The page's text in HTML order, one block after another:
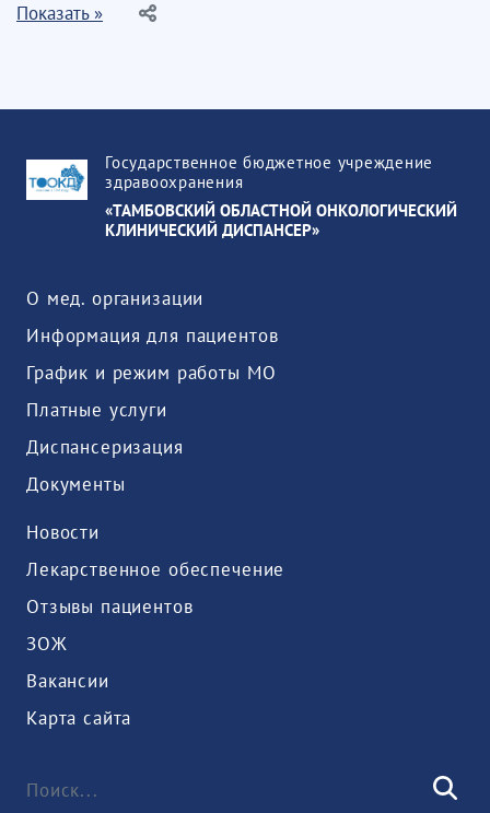
Показать »
Государственное бюджетное учреждение
здравоохранения
«ТАМБОВСКИЙ ОБЛАСТНОЙ ОНКОЛОГИЧЕСКИЙ
КЛИНИЧЕСКИЙ ДИСПАНСЕР»
О мед. организации
Информация для пациентов
График и режим работы МО
Платные услуги
Диспансеризация
Документы
Новости
Лекарственное обеспечение
Отзывы пациентов
ЗОЖ
Вакансии
Карта сайта